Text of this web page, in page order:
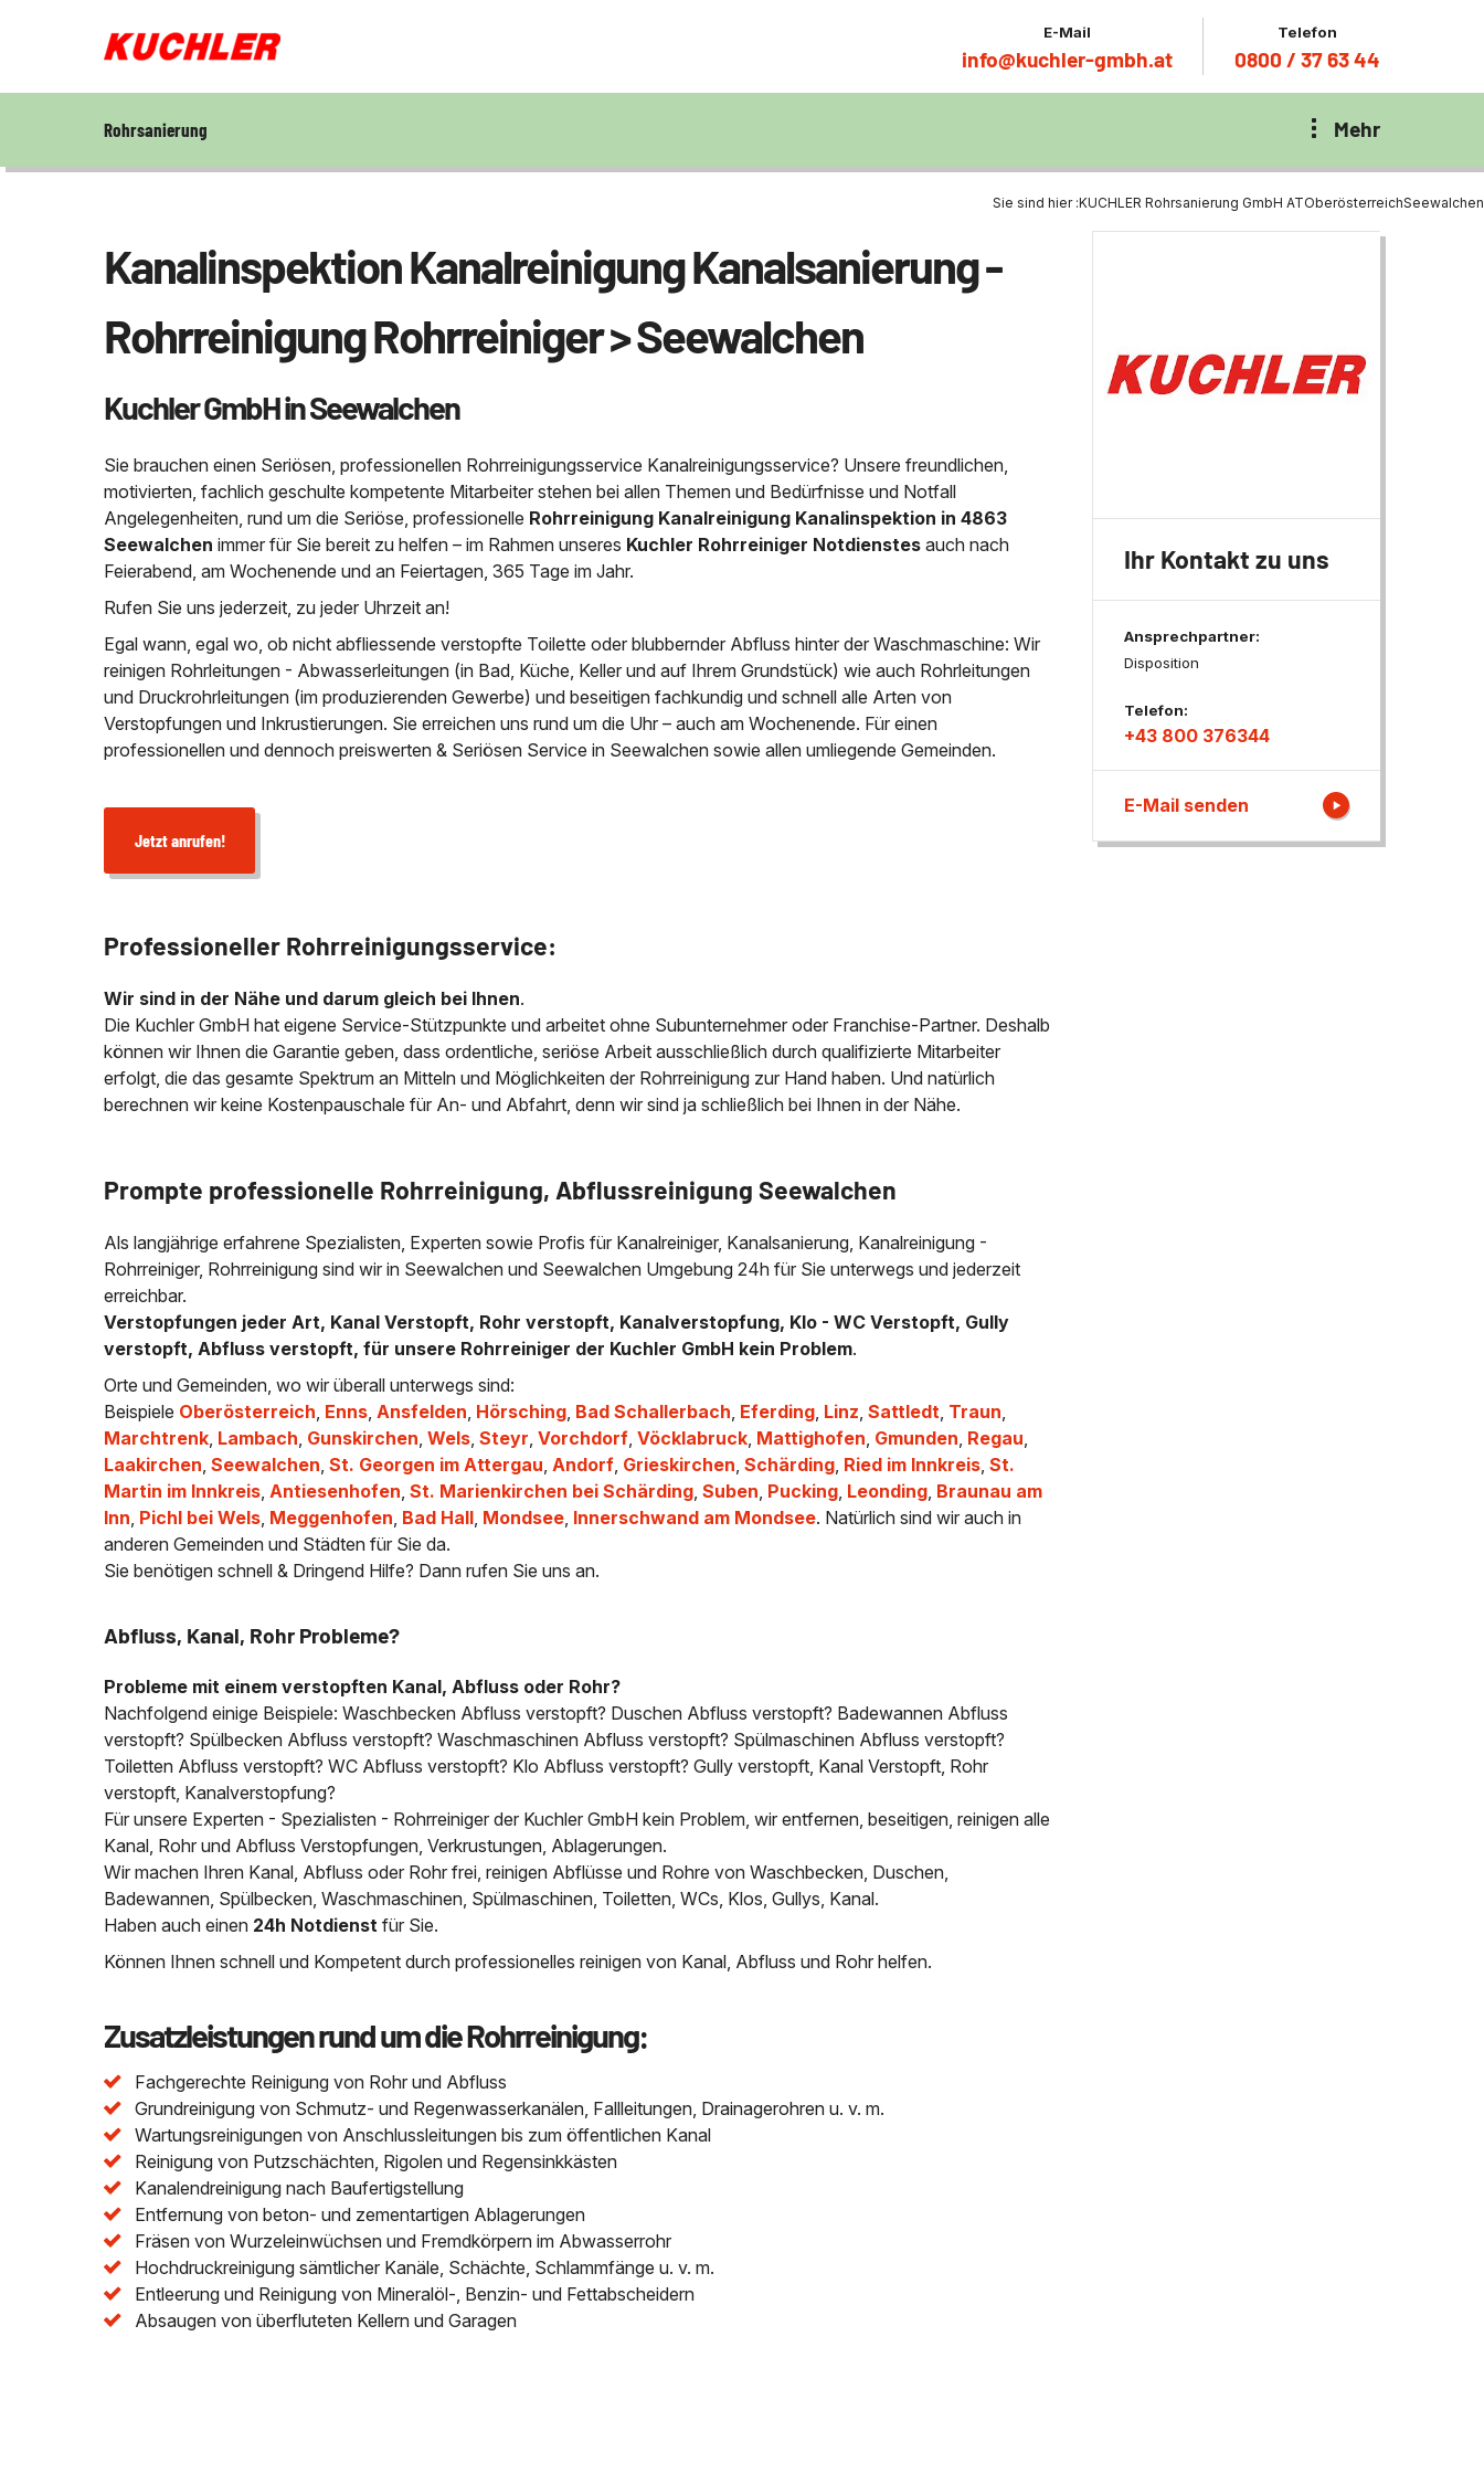
E-Mail
info@kuchler-gmbh.at
Telefon
0800 / 37 63 44
Rohrsanierung
Rohrsanierung
Unternehmen
Kontakt
Mehr
Sie sind hier :KUCHLER Rohrsanierung GmbH ATOberösterreichSeewalchen
Kanalinspektion Kanalreinigung Kanalsanierung -
Rohrreinigung Rohrreiniger > Seewalchen
Kuchler GmbH in Seewalchen
Sie brauchen einen Seriösen, professionellen Rohrreinigungsservice Kanalreinigungsservice? Unsere freundlichen,
motivierten, fachlich geschulte kompetente Mitarbeiter stehen bei allen Themen und Bedürfnisse und Notfall
Angelegenheiten, rund um die Seriöse, professionelle Rohrreinigung Kanalreinigung Kanalinspektion in 4863
Seewalchenimmer für Sie bereit zu helfen – im Rahmen unseres Kuchler Rohrreiniger Notdienstes auch nach
Feierabend, am Wochenende und an Feiertagen, 365 Tage im Jahr.
Rufen Sie uns jederzeit, zu jeder Uhrzeit an!
Egal wann, egal wo, ob nicht abfliessende verstopfte Toilette oder blubbernder Abfluss hinter der Waschmaschine: Wir
reinigen Rohrleitungen - Abwasserleitungen (in Bad, Küche, Keller und auf Ihrem Grundstück) wie auch Rohrleitungen
und Druckrohrleitungen (im produzierenden Gewerbe) und beseitigen fachkundig und schnell alle Arten von
Verstopfungen und Inkrustierungen. Sie erreichen uns rund um die Uhr – auch am Wochenende. Für einen
professionellen und dennoch preiswerten & Seriösen Service in Seewalchen sowie allen umliegende Gemeinden.
Jetzt anrufen!
Professioneller Rohrreinigungsservice:
Wir sind in der Nähe und darum gleich bei Ihnen.
Die Kuchler GmbH hat eigene Service-Stützpunkte und arbeitet ohne Subunternehmer oder Franchise-Partner. Deshalb
können wir Ihnen die Garantie geben, dass ordentliche, seriöse Arbeit ausschließlich durch qualifizierte Mitarbeiter
erfolgt, die das gesamte Spektrum an Mitteln und Möglichkeiten der Rohrreinigung zur Hand haben. Und natürlich
berechnen wir keine Kostenpauschale für An- und Abfahrt, denn wir sind ja schließlich bei Ihnen in der Nähe.
Prompte professionelle Rohrreinigung, Abflussreinigung Seewalchen
Als langjährige erfahrene Spezialisten, Experten sowie Profis für Kanalreiniger, Kanalsanierung, Kanalreinigung -
Rohrreiniger, Rohrreinigung sind wir in Seewalchen und Seewalchen Umgebung 24h für Sie unterwegs und jederzeit
erreichbar.
Verstopfungen jeder Art, Kanal Verstopft, Rohr verstopft, Kanalverstopfung, Klo - WC Verstopft, Gully
verstopft, Abfluss verstopft, für unsere Rohrreiniger der Kuchler GmbH kein Problem.
Orte und Gemeinden, wo wir überall unterwegs sind:
Beispiele Oberösterreich, Enns,Ansfelden, Hörsching, Bad Schallerbach, Eferding, Linz,Sattledt, Traun,
Marchtrenk, Lambach, Gunskirchen,Wels,Steyr,Vorchdorf,Vöcklabruck, Mattighofen, Gmunden, Regau,
Laakirchen,Seewalchen,St. Georgen im Attergau,Andorf, Grieskirchen,Schärding, Ried im Innkreis,St.
Martin im Innkreis,Antiesenhofen,St. Marienkirchen bei Schärding,Suben, Pucking, Leonding, Braunau am
Inn, Pichl bei Wels, Meggenhofen, Bad Hall, Mondsee, Innerschwand am Mondsee. Natürlich sind wir auch in
anderen Gemeinden und Städten für Sie da.
Sie benötigen schnell & Dringend Hilfe? Dann rufen Sie uns an.
Abfluss, Kanal, Rohr Probleme?
Probleme mit einem verstopften Kanal, Abfluss oder Rohr?
Nachfolgend einige Beispiele: Waschbecken Abfluss verstopft? Duschen Abfluss verstopft? Badewannen Abfluss
verstopft? Spülbecken Abfluss verstopft? Waschmaschinen Abfluss verstopft? Spülmaschinen Abfluss verstopft?
Toiletten Abfluss verstopft? WC Abfluss verstopft? Klo Abfluss verstopft? Gully verstopft, Kanal Verstopft, Rohr
verstopft, Kanalverstopfung?
Für unsere Experten - Spezialisten - Rohrreiniger der Kuchler GmbH kein Problem, wir entfernen, beseitigen, reinigen alle
Kanal, Rohr und Abfluss Verstopfungen, Verkrustungen, Ablagerungen.
Wir machen Ihren Kanal, Abfluss oder Rohr frei, reinigen Abflüsse und Rohre von Waschbecken, Duschen,
Badewannen, Spülbecken, Waschmaschinen, Spülmaschinen, Toiletten, WCs, Klos, Gullys, Kanal.
Haben auch einen 24h Notdienst für Sie.
Können Ihnen schnell und Kompetent durch professionelles reinigen von Kanal, Abfluss und Rohr helfen.
Zusatzleistungen rund um die Rohrreinigung:
Fachgerechte Reinigung von Rohr und Abfluss
Grundreinigung von Schmutz- und Regenwasserkanälen, Fallleitungen, Drainagerohren u. v. m.
Wartungsreinigungen von Anschlussleitungen bis zum öffentlichen Kanal
Reinigung von Putzschächten, Rigolen und Regensinkkästen
Kanalendreinigung nach Baufertigstellung
Entfernung von beton- und zementartigen Ablagerungen
Fräsen von Wurzeleinwüchsen und Fremdkörpern im Abwasserrohr
Hochdruckreinigung sämtlicher Kanäle, Schächte, Schlammfänge u. v. m.
Entleerung und Reinigung von Mineralöl-, Benzin- und Fettabscheidern
Absaugen von überfluteten Kellern und Garagen
Ihr Kontakt zu uns
Ansprechpartner:
Disposition
Telefon:
+43 800 376344
E-Mail senden